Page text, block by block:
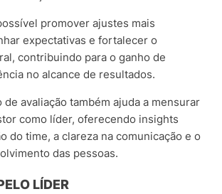
promover ajustes mais
expectativas e fortalecer o
contribuindo para o ganho de
no alcance de resultados.
de avaliação também ajuda a mensurar
como líder, oferecendo insights
do time, a clareza na comunicação e o
das pessoas.
LÍDER